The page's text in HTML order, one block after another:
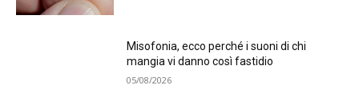
Misofonia, ecco perché i suoni di chi
mangia vi danno così fastidio
05/08/2026